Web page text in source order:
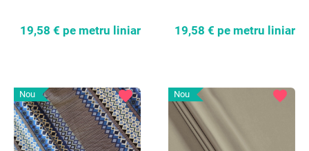
19,58 € pe metru liniar 19,58 € pe metru liniar
Nou favorite Nou favorite